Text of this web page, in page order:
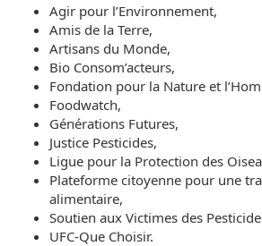
Agir pour l’Environnement,
Amis de la Terre,
Artisans du Monde,
Bio Consom’acteurs,
Fondation pour la Nature et
Foodwatch,
Générations Futures,
Justice Pesticides,
Ligue pour la Protection des
Plateforme citoyenne pour une
alimentaire,
Soutien aux Victimes des
UFC-Que Choisir.